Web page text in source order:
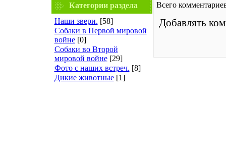
Категории раздела
Наши звери. [58]
Собаки в Первой мировой
войне [0]
Собаки во Второй
мировой войне [29]
Фото с наших встреч. [8]
Дикие животные [1]
Всего
Добавлять